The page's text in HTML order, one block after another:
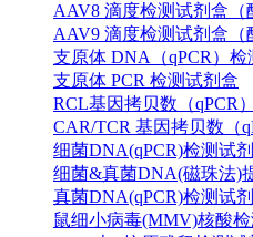
AAV8 滴度检测试剂盒（
AAV9 滴度检测试剂盒（
支原体 DNA（qPCR）检
支原体 PCR 检测试剂盒
RCL基因拷贝数（qPCR
CAR/TCR 基因拷贝数（
细菌DNA(qPCR)检测试
细菌&真菌DNA(磁珠法)
真菌DNA(qPCR)检测试
鼠细小病毒(MMV)核酸检